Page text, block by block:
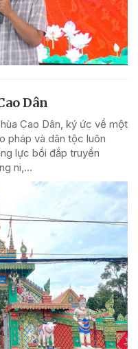
Dân
Cao Dân, ký ức về một
pháp và dân tộc luôn
lực bồi đắp truyền
ni,...